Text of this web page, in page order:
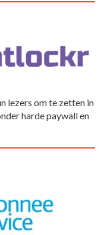
lezers om te zetten in
harde paywall en